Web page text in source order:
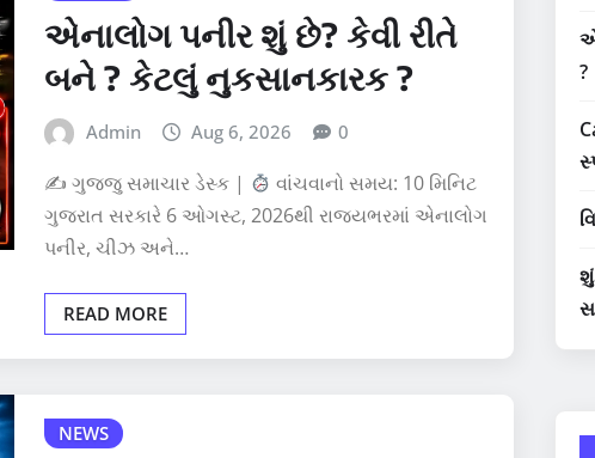
એનાલોગ પનીર શું છે? કેવી રીતે
બને ? કેટલું નુકસાનકારક ?
Admin Aug 6, 2026 0
✍ ગુજ્જુ સમાચાર ડેસ્ક |
વાંચવાનો સમય: 10 મિનિટ
ગુજરાત સરકારે 6 ઓગસ્ટ, 2026થી રાજ્યભરમાં એનાલોગ
પનીર, ચીઝ અને…
READ MORE
NEWS
?